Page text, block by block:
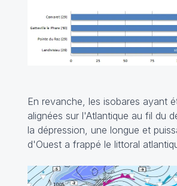
En revanche, les isobares ayant
alignées sur l'Atlantique au fil du
la dépression, une longue et
d'Ouest a frappé le littoral